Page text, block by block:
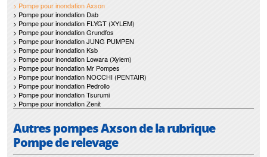
> Pompe pour inondation Axson
> Pompe pour inondation Dab
> Pompe pour inondation FLYGT (XYLEM)
> Pompe pour inondation Grundfos
> Pompe pour inondation JUNG PUMPEN
> Pompe pour inondation Ksb
> Pompe pour inondation Lowara (Xylem)
> Pompe pour inondation Mr Pompes
> Pompe pour inondation NOCCHI (PENTAIR)
> Pompe pour inondation Pedrollo
> Pompe pour inondation Tsurumi
> Pompe pour inondation Zenit
Autres pompes Axson de la rubrique
Pompe de relevage